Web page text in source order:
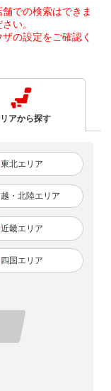
での検索はできま
い。
の設定をご確認く
アから探す
東北
・北陸
近畿
四国